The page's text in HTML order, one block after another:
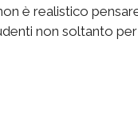
è realistico
non soltanto per